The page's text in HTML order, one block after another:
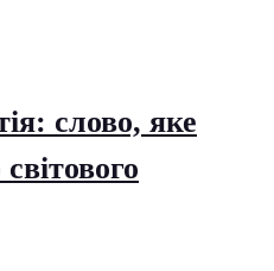
слово, яке